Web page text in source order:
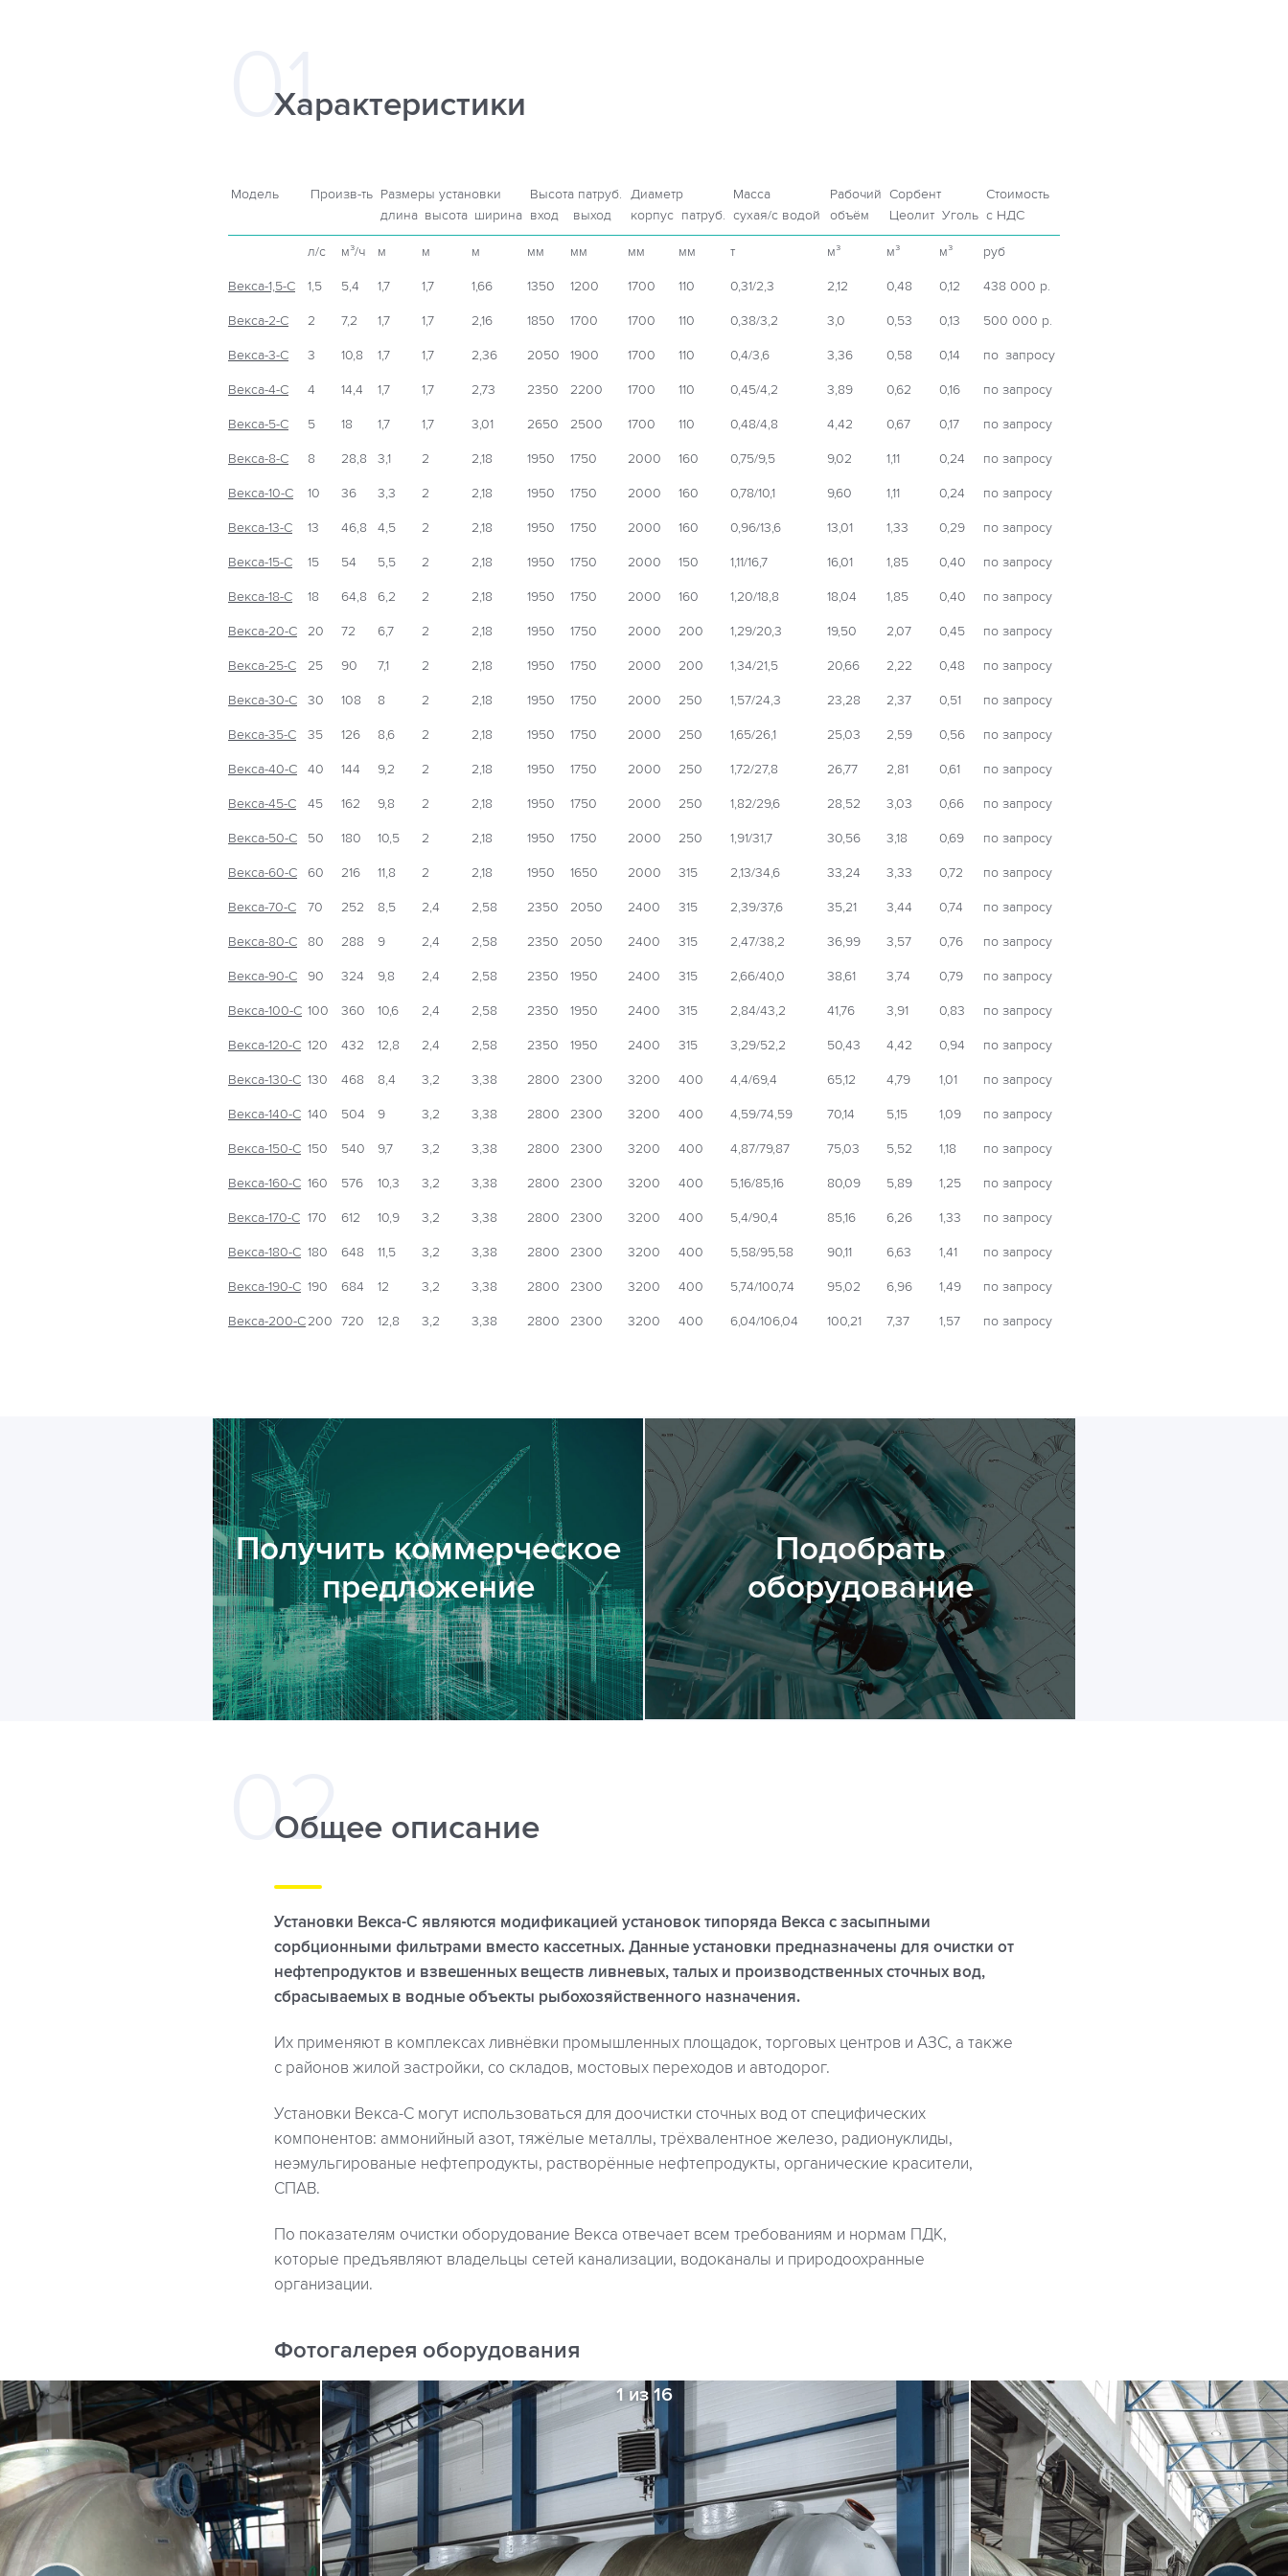
Характеристики
Модель Произв-ть Размеры установки Высота патруб. Диаметр Масса Рабочий Сорбент
Стоимость
длина высота ширина вход выход корпус патруб. сухая/с водой объём Цеолит Уголь c НДС
л/с м³/ч м м м мм мм мм мм т м³ м³ м³ руб
Векса-1,5-С 1,5 5,4 1,7 1,7 1,66 1350 1200 1700 110 0,31/2,3 2,12 0,48 0,12 438 000 р.
Векса-2-С 2 7,2 1,7 1,7 2,16 1850 1700 1700 110 0,38/3,2 3,0 0,53 0,13 500 000 р.
Векса-3-С 3 10,8 1,7 1,7 2,36 2050 1900 1700 110 0,4/3,6 3,36 0,58 0,14 по запросу
Векса-4-С 4 14,4 1,7 1,7 2,73 2350 2200 1700 110 0,45/4,2 3,89 0,62 0,16 по запросу
Векса-5-С 5 18 1,7 1,7 3,01 2650 2500 1700 110 0,48/4,8 4,42 0,67 0,17 по запросу
Векса-8-С 8 28,8 3,1 2 2,18 1950 1750 2000 160 0,75/9,5 9,02 1,11 0,24 по запросу
Векса-10-С 10 36 3,3 2 2,18 1950 1750 2000 160 0,78/10,1 9,60 1,11 0,24 по запросу
Векса-13-С 13 46,8 4,5 2 2,18 1950 1750 2000 160 0,96/13,6 13,01 1,33 0,29 по запросу
Векса-15-С 15 54 5,5 2 2,18 1950 1750 2000 150 1,11/16,7 16,01 1,85 0,40 по запросу
Векса-18-С 18 64,8 6,2 2 2,18 1950 1750 2000 160 1,20/18,8 18,04 1,85 0,40 по запросу
Векса-20-С 20 72 6,7 2 2,18 1950 1750 2000 200 1,29/20,3 19,50 2,07 0,45 по запросу
Векса-25-С 25 90 7,1 2 2,18 1950 1750 2000 200 1,34/21,5 20,66 2,22 0,48 по запросу
Векса-30-С 30 108 8 2 2,18 1950 1750 2000 250 1,57/24,3 23,28 2,37 0,51 по запросу
Векса-35-С 35 126 8,6 2 2,18 1950 1750 2000 250 1,65/26,1 25,03 2,59 0,56 по запросу
Векса-40-С 40 144 9,2 2 2,18 1950 1750 2000 250 1,72/27,8 26,77 2,81 0,61 по запросу
Векса-45-С 45 162 9,8 2 2,18 1950 1750 2000 250 1,82/29,6 28,52 3,03 0,66 по запросу
Векса-50-С 50 180 10,5 2 2,18 1950 1750 2000 250 1,91/31,7 30,56 3,18 0,69 по запросу
Векса-60-С 60 216 11,8 2 2,18 1950 1650 2000 315 2,13/34,6 33,24 3,33 0,72 по запросу
Векса-70-С 70 252 8,5 2,4 2,58 2350 2050 2400 315 2,39/37,6 35,21 3,44 0,74 по запросу
Векса-80-С 80 288 9 2,4 2,58 2350 2050 2400 315 2,47/38,2 36,99 3,57 0,76 по запросу
Векса-90-С 90 324 9,8 2,4 2,58 2350 1950 2400 315 2,66/40,0 38,61 3,74 0,79 по запросу
Векса-100-С 100 360 10,6 2,4 2,58 2350 1950 2400 315 2,84/43,2 41,76 3,91 0,83 по запросу
Векса-120-С 120 432 12,8 2,4 2,58 2350 1950 2400 315 3,29/52,2 50,43 4,42 0,94 по запросу
Векса-130-С 130 468 8,4 3,2 3,38 2800 2300 3200 400 4,4/69,4 65,12 4,79 1,01 по запросу
Векса-140-С 140 504 9 3,2 3,38 2800 2300 3200 400 4,59/74,59 70,14 5,15 1,09 по запросу
Векса-150-С 150 540 9,7 3,2 3,38 2800 2300 3200 400 4,87/79,87 75,03 5,52 1,18 по запросу
Векса-160-С 160 576 10,3 3,2 3,38 2800 2300 3200 400 5,16/85,16 80,09 5,89 1,25 по запросу
Векса-170-С 170 612 10,9 3,2 3,38 2800 2300 3200 400 5,4/90,4 85,16 6,26 1,33 по запросу
Векса-180-С 180 648 11,5 3,2 3,38 2800 2300 3200 400 5,58/95,58 90,11 6,63 1,41 по запросу
Векса-190-С 190 684 12 3,2 3,38 2800 2300 3200 400 5,74/100,74 95,02 6,96 1,49 по запросу
Векса-200-С200 720 12,8 3,2 3,38 2800 2300 3200 400 6,04/106,04 100,21 7,37 1,57 по запросу
Получить коммерческое
предложение
Подобрать
оборудование
Общее описание
Установки Векса-С являются модификацией установок типоряда Векса с засыпными
сорбционными фильтрами вместо кассетных. Данные установки предназначены для очистки от
нефтепродуктов и взвешенных веществ ливневых, талых и производственных сточных вод,
сбрасываемых в водные объекты рыбохозяйственного назначения.
Их применяют в комплексах ливнёвки промышленных площадок, торговых центров и АЗС, а также
с районов жилой застройки, со складов, мостовых переходов и автодорог.
Установки Векса-С могут использоваться для доочистки сточных вод от специфических
компонентов: аммонийный азот, тяжёлые металлы, трёхвалентное железо, радионуклиды,
неэмульгированые нефтепродукты, растворённые нефтепродукты, органические красители,
СПАВ.
По показателям очистки оборудование Векса отвечает всем требованиям и нормам ПДК,
которые предъявляют владельцы сетей канализации, водоканалы и природоохранные
организации.
Фотогалерея оборудования
1 из 16